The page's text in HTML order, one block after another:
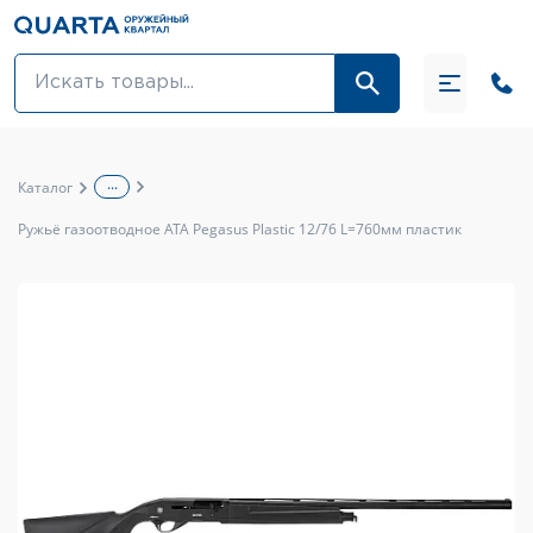
Оптовикам
Каталог ...
Ружьё газоотводное ATA Pegasus Plastic 12/76 L=760мм пластик